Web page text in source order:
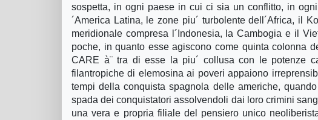
sospetta, in ogni paese in cui ci sia un conflitto, in
´America Latina, le zone piu´ turbolente dell´Africa, il
meridionale compresa l´Indonesia, la Cambogia e il
poche, in quanto esse agiscono come quinta colonna
CARE à¨ tra di esse la piu´ collusa con le potenze
filantropiche di elemosina ai poveri appaiono
tempi della conquista spagnola delle americhe,
spada dei conquistatori assolvendoli dai loro crimini
una vera e propria filiale del pensiero unico